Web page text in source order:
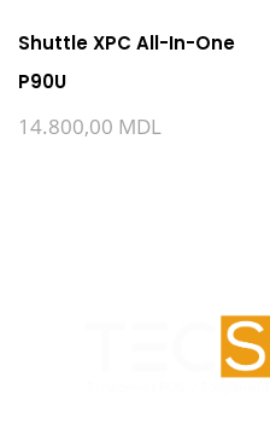
Shuttle XPC All-In-One
P90U
14.800,00 MDL